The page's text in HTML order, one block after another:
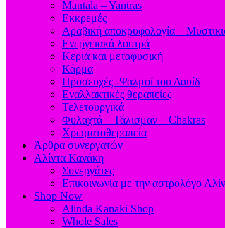
Mantala – Yantras
Εκκρεμές
Αραβική αποκρυφολογία –
Ενεργειακά λουτρά
Κεριά και μεταφυσική
Κάρμα
Προσευχές -Ψαλμοί του Δαυίδ
Εναλλακτικές θεραπείες
Τελετουργικά
Φυλαχτά – Τάλισμαν – Chakras
Χρωματοθεραπεία
Άρθρα συνεργατών
Αλίντα Κανάκη
Συνεργάτες
Επικοινωνία με την αστρολόγο
Shop Now
Alinda Kanaki Shop
Whole Sales